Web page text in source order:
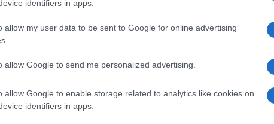
identifiers in apps.
allow my user data to be sent to Google for online advertising
allow Google to send me personalized advertising.
allow Google to enable storage related to analytics like cookies on
identifiers in apps.
Ο καιρός των επομένων ημερών:
Κανονικός Αύγουστος με δυνατούς
βοριάδες και σταδιακή άνοδο της